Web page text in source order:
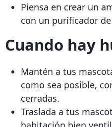
Piensa en crear un
con un purificador
Cuando hay
Mantén a tus
como sea posible,
cerradas.
Traslada a tus